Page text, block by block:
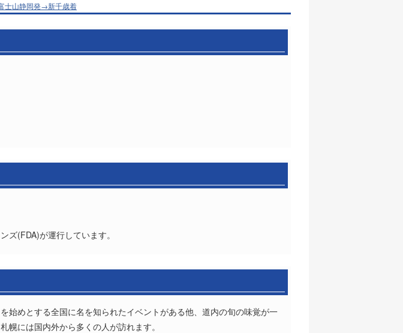
士山静岡発→新千歳着
ズ(FDA)が運行しています。
始めとする全国に名を知られたイベントがある他、道内の旬の味覚が一
幌には国内外から多くの人が訪れます。